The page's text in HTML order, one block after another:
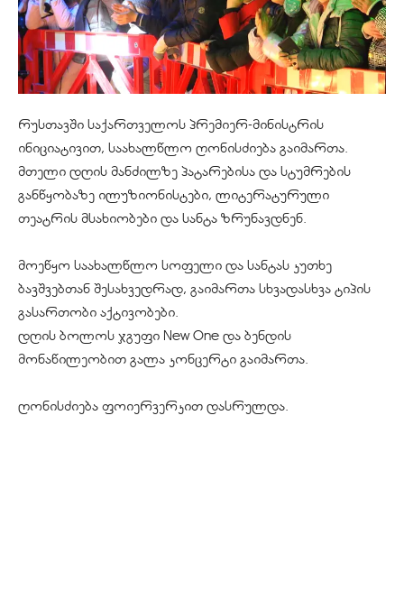
რუსთავში საქართველოს პრემიერ-მინისტრის
ინიციატივით, საახალწლო ღონისძიება გაიმართა.
მთელი დღის მანძილზე პატარებისა და სტუმრების
განწყობაზე ილუზიონისტები, ლიტერატურული
თეატრის მსახიობები და სანტა ზრუნავდნენ.
მოეწყო საახალწლო სოფელი და სანტას კუთხე
ბავშვებთან შესახვედრად, გაიმართა სხვადასხვა ტიპის
გასართობი აქტივობები.
დღის ბოლოს ჯგუფი New One და ბენდის
მონაწილეობით გალა კონცერტი გაიმართა.
ღონისძიება ფოიერვერკით დასრულდა.